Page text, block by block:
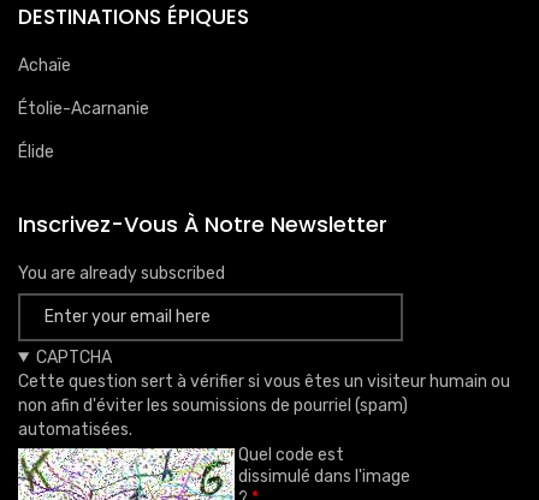
DESTINATIONS ÉPIQUES
Achaïe
Étolie-Acarnanie
Élide
Inscrivez-Vous À Notre Newsletter
You are already subscribed
CAPTCHA
Cette question sert à vérifier si vous êtes un visiteur humain ou
non afin d'éviter les soumissions de pourriel (spam)
automatisées.
Quel code est
dissimulé dans l'image